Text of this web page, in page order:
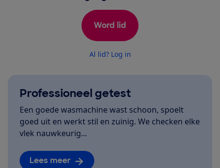
Word lid
Al lid? Log in
Professioneel getest
Een goede wasmachine wast schoon, spoelt
goed uit en werkt stil en zuinig. We checken elke
vlek nauwkeurig...
Lees meer